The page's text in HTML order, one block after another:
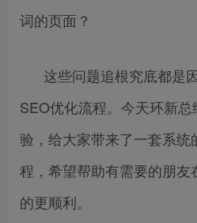
词的页面？
这些问题追根究底都是
SEO优化流程。今天环新
验，给大家带来了一套系
程，希望帮助有需要的朋友
的更顺利。